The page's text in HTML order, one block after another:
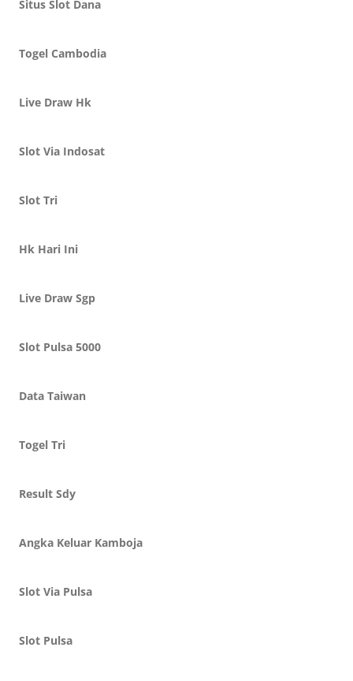
Situs Slot Dana
Togel Cambodia
Live Draw Hk
Slot Via Indosat
Slot Tri
Hk Hari Ini
Live Draw Sgp
Slot Pulsa 5000
Data Taiwan
Togel Tri
Result Sdy
Angka Keluar Kamboja
Slot Via Pulsa
Slot Pulsa